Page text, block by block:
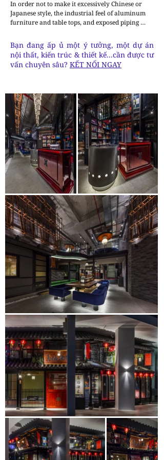
In order not to make it excessively Chinese or
Japanese style, the industrial feel of aluminum
furniture and table tops, and exposed piping
disparate materials resonates. These effects allow
customers to have a special experience no matter
which seat they occupy. Furthermore, the
attractively designed passageways and staircases
upper and lower floors.
Bạn đang ấp ủ một ý tưởng, một dự án
nội thất, kiến trúc & thiết kế...cần được tư
vấn chuyên sâu? KẾT NỐI NGAY